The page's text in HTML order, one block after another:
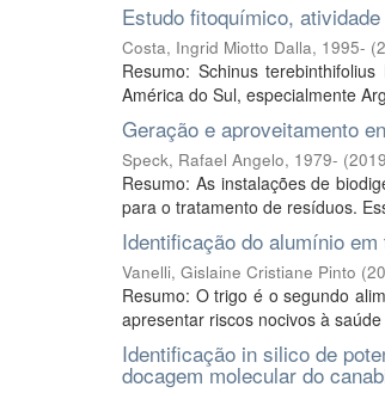
Estudo fitoquímico,
Costa, Ingrid Miotto Dalla, 1995- (
Resumo: Schinus
América do Sul, especialmente
Geração e aproveitamento
Speck, Rafael Angelo, 1979- (2019
Resumo: As instalações de
para o tratamento de resíduos.
Identificação do alumínio em
Vanelli, Gislaine Cristiane Pinto (
Resumo: O trigo é o segundo
apresentar riscos nocivos à
Identificação in silico de
docagem molecular do